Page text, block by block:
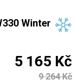
Winter
5 165 Kč
9 264 Kč